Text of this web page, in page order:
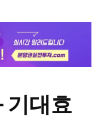
기대효